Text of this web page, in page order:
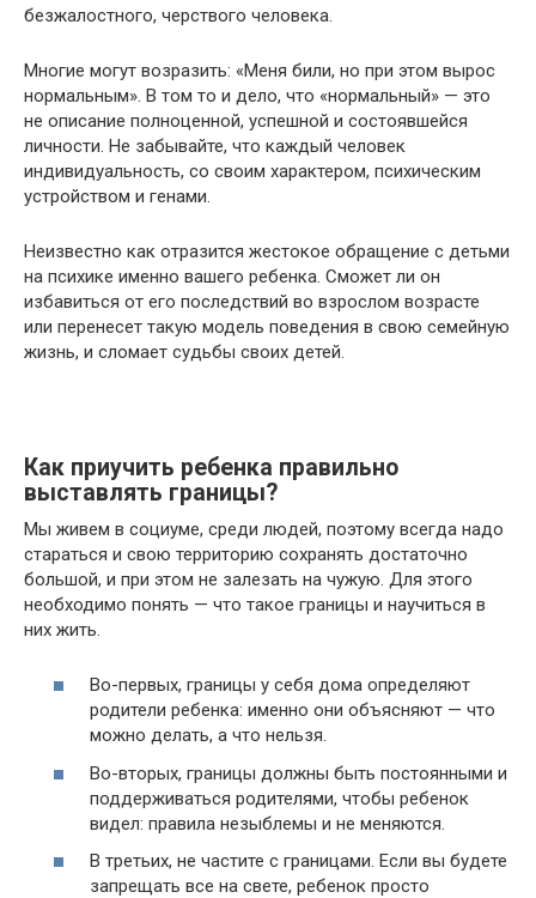
безжалостного, черствого человека.
Многие могут возразить: «Меня били, но при этом вырос
нормальным». В том то и дело, что «нормальный» — это
не описание полноценной, успешной и состоявшейся
личности. Не забывайте, что каждый человек
индивидуальность, со своим характером, психическим
устройством и генами.
Неизвестно как отразится жестокое обращение с детьми
на психике именно вашего ребенка. Сможет ли он
избавиться от его последствий во взрослом возрасте
или перенесет такую модель поведения в свою семейную
жизнь, и сломает судьбы своих детей.
Как приучить ребенка правильно
выставлять границы?
Мы живем в социуме, среди людей, поэтому всегда надо
стараться и свою территорию сохранять достаточно
большой, и при этом не залезать на чужую. Для этого
необходимо понять — что такое границы и научиться в
них жить.
Во-первых, границы у себя дома определяют
родители ребенка: именно они объясняют — что
можно делать, а что нельзя.
Во-вторых, границы должны быть постоянными и
поддерживаться родителями, чтобы ребенок
видел: правила незыблемы и не меняются.
В третьих, не частите с границами. Если вы будете
запрещать все на свете, ребенок просто